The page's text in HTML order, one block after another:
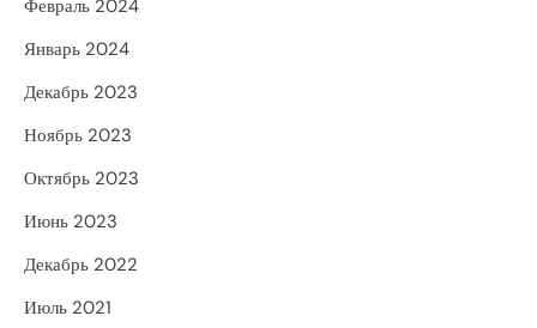
Февраль 2024
Январь 2024
Декабрь 2023
Ноябрь 2023
Октябрь 2023
Июнь 2023
Декабрь 2022
Июль 2021